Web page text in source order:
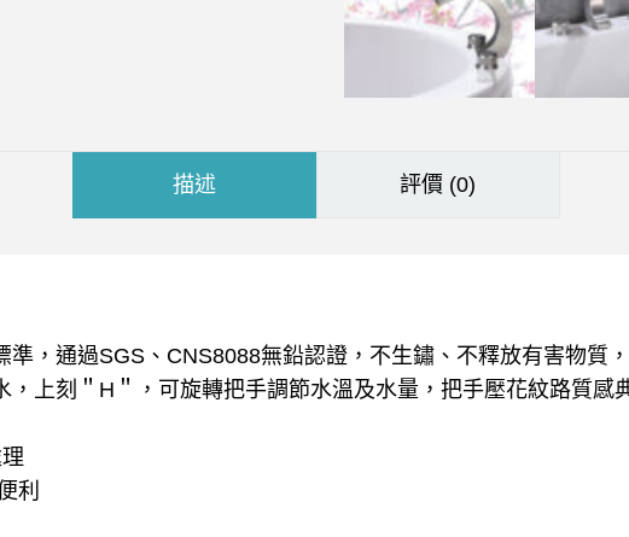
描述 評價 (0)
，通過SGS、CNS8088無鉛認證，不生鏽、不釋放有害物質
上刻＂H＂，可旋轉把手調節水溫及水量，把手壓花紋路質感
利